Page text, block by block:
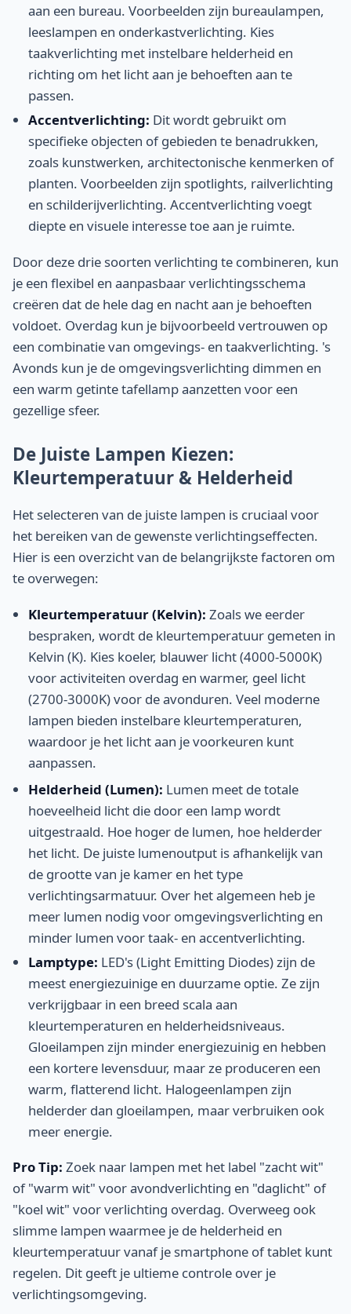
aan een bureau. Voorbeelden zijn bureaulampen,
leeslampen en onderkastverlichting. Kies
taakverlichting met instelbare helderheid en
richting om het licht aan je behoeften aan te
passen.
Accentverlichting: Dit wordt gebruikt om
specifieke objecten of gebieden te benadrukken,
zoals kunstwerken, architectonische kenmerken of
planten. Voorbeelden zijn spotlights, railverlichting
en schilderijverlichting. Accentverlichting voegt
diepte en visuele interesse toe aan je ruimte.
Door deze drie soorten verlichting te combineren, kun
je een flexibel en aanpasbaar verlichtingsschema
creëren dat de hele dag en nacht aan je behoeften
voldoet. Overdag kun je bijvoorbeeld vertrouwen op
een combinatie van omgevings- en taakverlichting. 's
Avonds kun je de omgevingsverlichting dimmen en
een warm getinte tafellamp aanzetten voor een
gezellige sfeer.
De Juiste Lampen Kiezen:
Kleurtemperatuur & Helderheid
Het selecteren van de juiste lampen is cruciaal voor
het bereiken van de gewenste verlichtingseffecten.
Hier is een overzicht van de belangrijkste factoren om
te overwegen:
Kleurtemperatuur (Kelvin): Zoals we eerder
bespraken, wordt de kleurtemperatuur gemeten in
Kelvin (K). Kies koeler, blauwer licht (4000-5000K)
voor activiteiten overdag en warmer, geel licht
(2700-3000K) voor de avonduren. Veel moderne
lampen bieden instelbare kleurtemperaturen,
waardoor je het licht aan je voorkeuren kunt
aanpassen.
Helderheid (Lumen): Lumen meet de totale
hoeveelheid licht die door een lamp wordt
uitgestraald. Hoe hoger de lumen, hoe helderder
het licht. De juiste lumenoutput is afhankelijk van
de grootte van je kamer en het type
verlichtingsarmatuur. Over het algemeen heb je
meer lumen nodig voor omgevingsverlichting en
minder lumen voor taak- en accentverlichting.
Lamptype: LED's (Light Emitting Diodes) zijn de
meest energiezuinige en duurzame optie. Ze zijn
verkrijgbaar in een breed scala aan
kleurtemperaturen en helderheidsniveaus.
Gloeilampen zijn minder energiezuinig en hebben
een kortere levensduur, maar ze produceren een
warm, flatterend licht. Halogeenlampen zijn
helderder dan gloeilampen, maar verbruiken ook
meer energie.
Pro Tip: Zoek naar lampen met het label "zacht wit"
of "warm wit" voor avondverlichting en "daglicht" of
"koel wit" voor verlichting overdag. Overweeg ook
slimme lampen waarmee je de helderheid en
kleurtemperatuur vanaf je smartphone of tablet kunt
regelen. Dit geeft je ultieme controle over je
verlichtingsomgeving.